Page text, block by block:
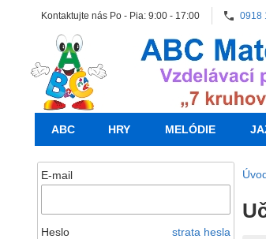
Kontaktujte nás Po - Pia: 9:00 - 17:00 0918
ABC HRY MELÓDIE
E-mail
Heslo strata hesla